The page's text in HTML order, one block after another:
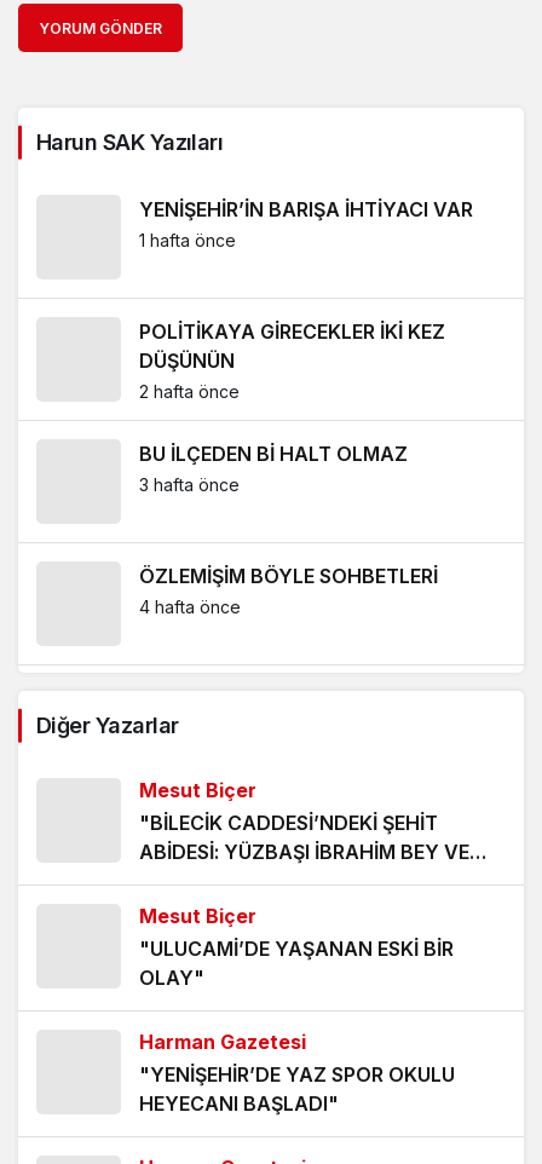
YORUM GÖNDER
Harun SAK Yazıları
YENİŞEHİR’İN BARIŞA İHTİYACI VAR
1 hafta önce
POLİTİKAYA GİRECEKLER İKİ KEZ
DÜŞÜNÜN
2 hafta önce
BU İLÇEDEN Bİ HALT OLMAZ
3 hafta önce
ÖZLEMİŞİM BÖYLE SOHBETLERİ
4 hafta önce
1 ay önce
BU GENÇLERE SAHİP ÇIKALIM
1 ay önce
CUMHURİYET HALK PARTİSİ
CUMHURİYET AK PARTİSİNE KARŞI
CHP’Yİ 13 YILDIR CHP’Lİ OLMAYAN
BİRİ YÖNETMİŞ. YAZIK
Diğer Yazarlar
Mesut Biçer
"BİLECİK CADDESİ’NDEKİ ŞEHİT
ABİDESİ: YÜZBAŞI İBRAHİM BEY VE
ŞEHADETİ"
Mesut Biçer
"ULUCAMİ’DE YAŞANAN ESKİ BİR
OLAY"
Harman Gazetesi
"YENİŞEHİR’DE YAZ SPOR OKULU
HEYECANI BAŞLADI"